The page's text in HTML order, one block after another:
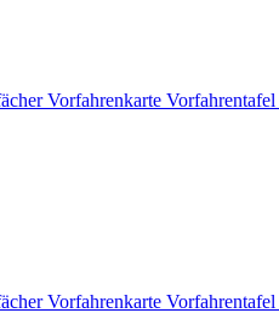
Vorfahrenkarte Vorfahrentafel
Vorfahrenkarte Vorfahrentafel